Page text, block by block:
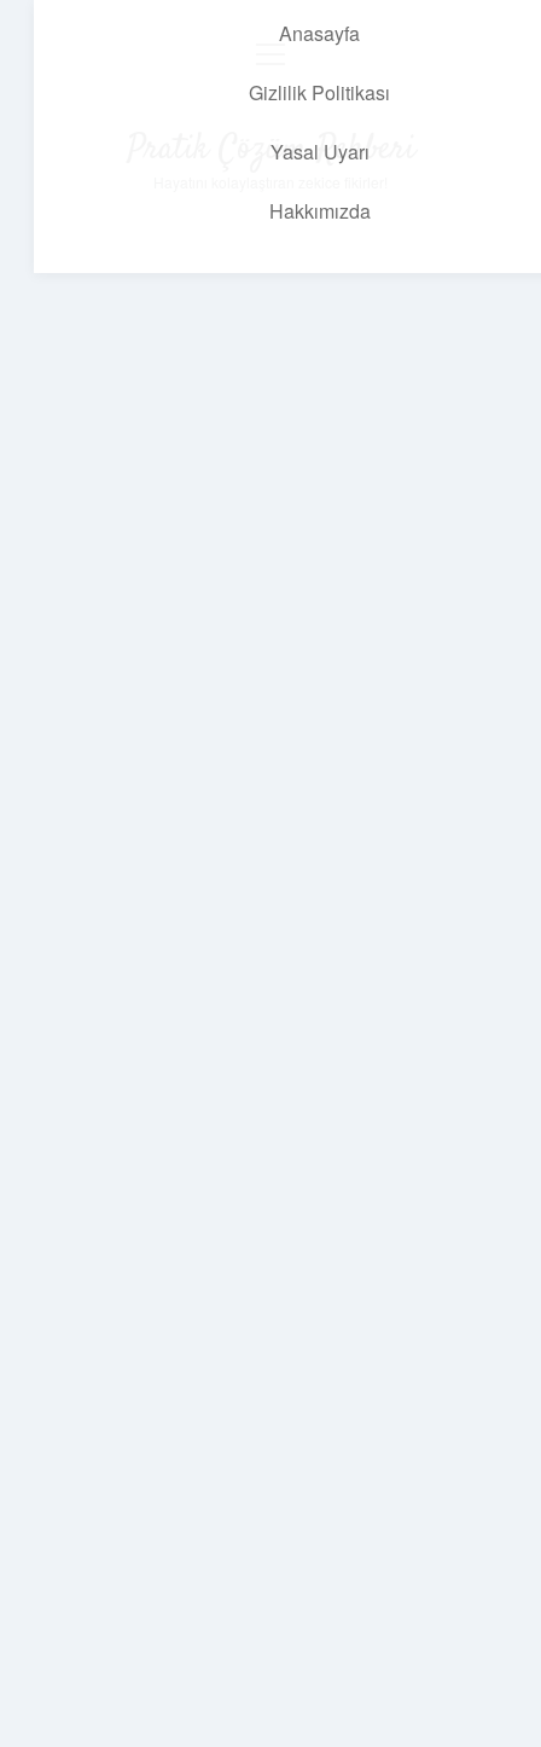
Anasayfa
Gizlilik Politikası
Yasal Uyarı
Hakkımızda
Pratik Çözüm Rehberi